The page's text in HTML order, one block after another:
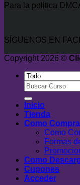
Para la politica
SÍGUENOS EN
Copyright 2026 ©
Buscar
por:
Inicio
Tienda
Como
Como
Formas
Como
Cupones
Acceder